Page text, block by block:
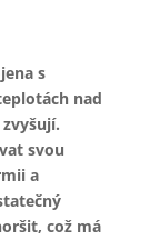
s
nad
svou
a
což má